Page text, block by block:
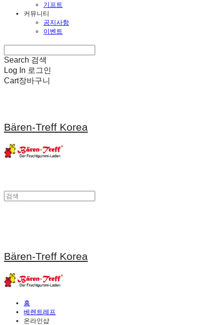
기프트
커뮤니티
공지사항
이벤트
Search 검색
Log In 로그인
Cart장바구니
Bären-Treff Korea
Bären-Treff Korea
홈
베렌트레프
온라인샵